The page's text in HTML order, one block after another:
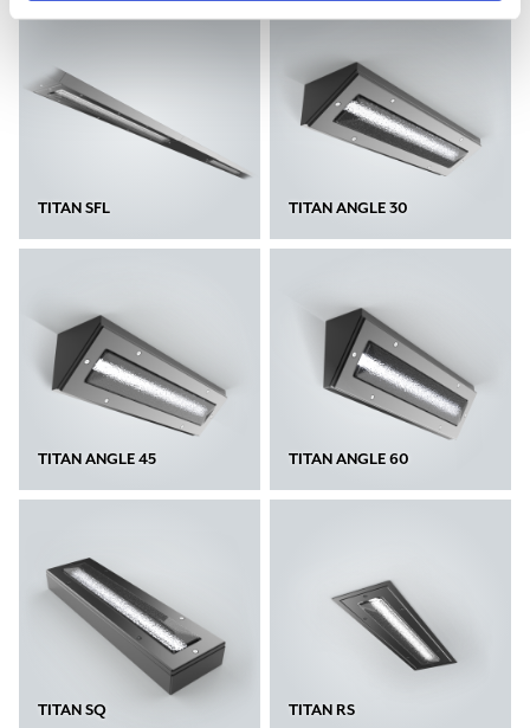
TITAN SFL TITAN ANGLE 30
TITAN ANGLE 45 TITAN ANGLE 60
TITAN SQ TITAN RS